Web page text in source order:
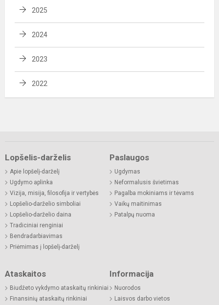
2025
2024
2023
2022
Lopšelis-darželis
Apie lopšelį-darželį
Ugdymo aplinka
Vizija, misija, filosofija ir vertybės
Lopšelio-darželio simboliai
Lopšelio-darželio daina
Tradiciniai renginiai
Bendradarbiavimas
Priėmimas į lopšelį-darželį
Paslaugos
Ugdymas
Neformalusis švietimas
Pagalba mokiniams ir tėvams
Vaikų maitinimas
Patalpų nuoma
Ataskaitos
Biudžeto vykdymo ataskaitų rinkiniai
Finansinių ataskaitų rinkiniai
Informacija
Nuorodos
Laisvos darbo vietos